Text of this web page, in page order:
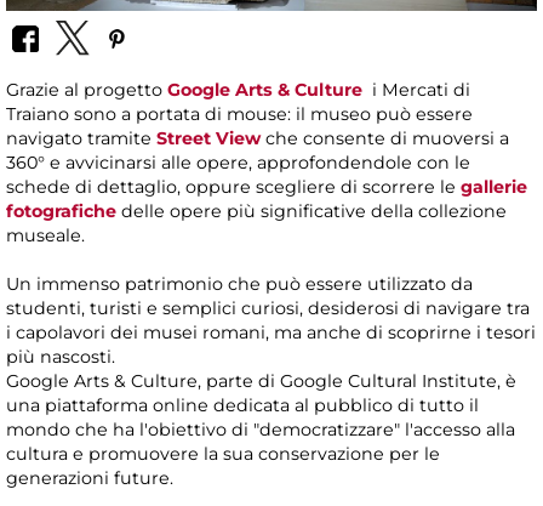
Grazie al progetto Google Arts & Culture i Mercati di
Traiano sono a portata di mouse: il museo può essere
navigato tramite Street Viewche consente di muoversi a
360° e avvicinarsi alle opere, approfondendole con le
schede di dettaglio, oppure scegliere di scorrere le gallerie
fotografiche delle opere più significative della collezione
museale.
Un immenso patrimonio che può essere utilizzato da
studenti, turisti e semplici curiosi, desiderosi di navigare tra
i capolavori dei musei romani, ma anche di scoprirne i tesori
più nascosti.
Google Arts & Culture, parte di Google Cultural Institute, è
una piattaforma online dedicata al pubblico di tutto il
mondo che ha l'obiettivo di "democratizzare" l'accesso alla
cultura e promuovere la sua conservazione per le
generazioni future.